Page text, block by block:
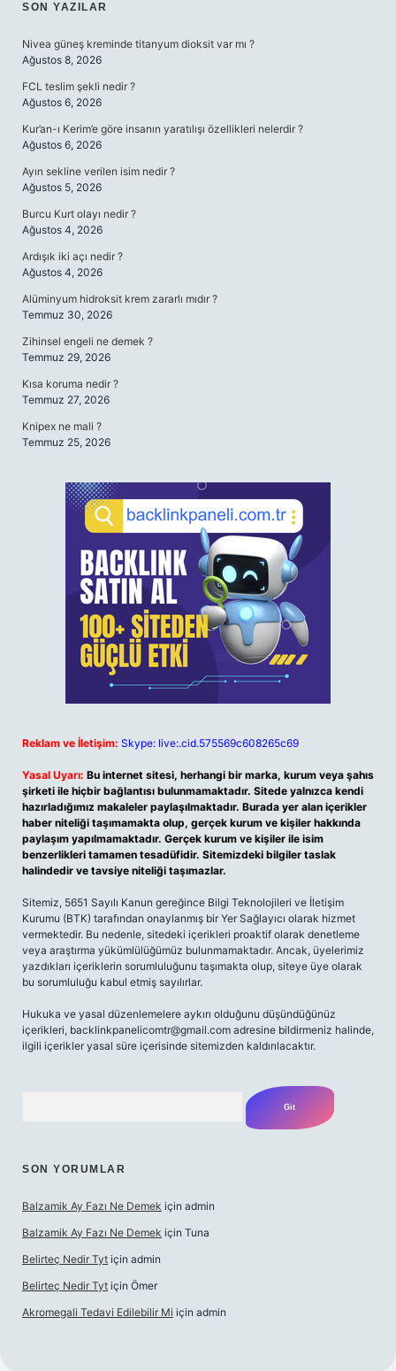
SIDEBAR
SON YAZILAR
Nivea güneş kreminde titanyum dioksit var mı ?
Ağustos 8, 2026
FCL teslim şekli nedir ?
Ağustos 6, 2026
Kur’an-ı Kerim’e göre insanın yaratılışı özellikleri nelerdir ?
Ağustos 6, 2026
Ayın sekline verilen isim nedir ?
Ağustos 5, 2026
Burcu Kurt olayı nedir ?
Ağustos 4, 2026
Ardışık iki açı nedir ?
Ağustos 4, 2026
Alüminyum hidroksit krem zararlı mıdır ?
Temmuz 30, 2026
Zihinsel engeli ne demek ?
Temmuz 29, 2026
Kısa koruma nedir ?
Temmuz 27, 2026
Knipex ne mali ?
Temmuz 25, 2026
Reklam ve İletişim: Skype: live:.cid.575569c608265c69
Yasal Uyarı: Bu internet sitesi, herhangi bir marka, kurum veya şahıs
şirketi ile hiçbir bağlantısı bulunmamaktadır. Sitede yalnızca kendi
hazırladığımız makaleler paylaşılmaktadır. Burada yer alan içerikler
haber niteliği taşımamakta olup, gerçek kurum ve kişiler hakkında
paylaşım yapılmamaktadır. Gerçek kurum ve kişiler ile isim
benzerlikleri tamamen tesadüfidir. Sitemizdeki bilgiler taslak
halindedir ve tavsiye niteliği taşımazlar.
Sitemiz, 5651 Sayılı Kanun gereğince Bilgi Teknolojileri ve İletişim
Kurumu (BTK) tarafından onaylanmış bir Yer Sağlayıcı olarak hizmet
vermektedir. Bu nedenle, sitedeki içerikleri proaktif olarak denetleme
veya araştırma yükümlülüğümüz bulunmamaktadır. Ancak, üyelerimiz
yazdıkları içeriklerin sorumluluğunu taşımakta olup, siteye üye olarak
bu sorumluluğu kabul etmiş sayılırlar.
Hukuka ve yasal düzenlemelere aykırı olduğunu düşündüğünüz
içerikleri, backlinkpanelicomtr@gmail.com adresine bildirmeniz halinde,
ilgili içerikler yasal süre içerisinde sitemizden kaldırılacaktır.
SON YORUMLAR
Balzamik Ay Fazı Ne Demek için admin
Balzamik Ay Fazı Ne Demek için Tuna
Belirteç Nedir Tyt için admin
Belirteç Nedir Tyt için Ömer
Akromegali Tedavi Edilebilir Mi için admin